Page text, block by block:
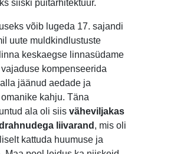
siiski puitarhitektuur.
võib lugeda 17. sajandi
uute muldkindlustuste
keskaegse linnasüdame
kompenseerida
jäänud aedade ja
kahju. Täna
ala oli siis väheviljakas
liivarand , mis oli
kattuda huumuse ja